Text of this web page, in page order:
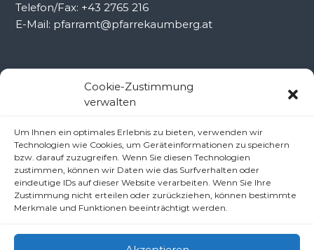
Cookie-Zustimmung
verwalten
Um Ihnen ein optimales Erlebnis zu bieten, verwenden wir
Technologien wie Cookies, um Geräteinformationen zu speichern
bzw. darauf zuzugreifen. Wenn Sie diesen Technologien
zustimmen, können wir Daten wie das Surfverhalten oder
eindeutige IDs auf dieser Website verarbeiten. Wenn Sie Ihre
Zustimmung nicht erteilen oder zurückziehen, können bestimmte
Merkmale und Funktionen beeinträchtigt werden.
Telefon/Fax: +43 2765 216
E-Mail: pfarramt@pfarrekaumberg.at
Kontakt Ramsau
Pfarrer Dr. Slavomír Dlugoš
Oberdörfl 8, 3172 Ramsau
Telefon: +43 2764 8240
E-Mail: pfarre.ramsau@gmx.at